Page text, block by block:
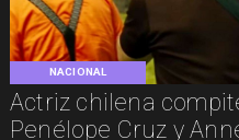
NACIONAL
Actriz chilena
Penélope Cruz y